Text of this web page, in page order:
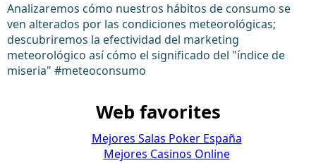
Analizaremos cómo nuestros hábitos de consumo se
ven alterados por las condiciones meteorológicas;
descubriremos la efectividad del marketing
meteorológico así cómo el significado del "índice de
miseria" #meteoconsumo
Web favorites
Mejores Salas Poker España
Mejores Casinos Online